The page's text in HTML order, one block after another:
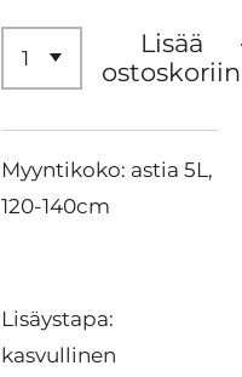
Lisää
ostoskoriin
Myyntikoko: astia 5L,
120-140cm
Lisäystapa:
kasvullinen